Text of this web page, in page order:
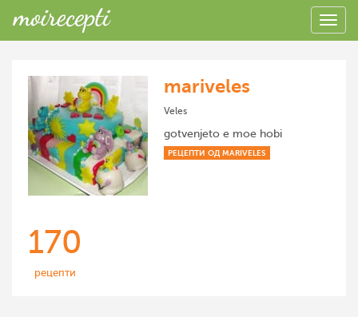
mariveles
Veles
gotvenjeto e moe hobi
РЕЦЕПТИ ОД MARIVELES
170
рецепти